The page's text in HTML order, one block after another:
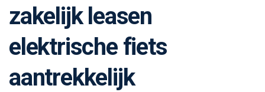
zakelijk leasen
elektrische fiets
aantrekkelijk